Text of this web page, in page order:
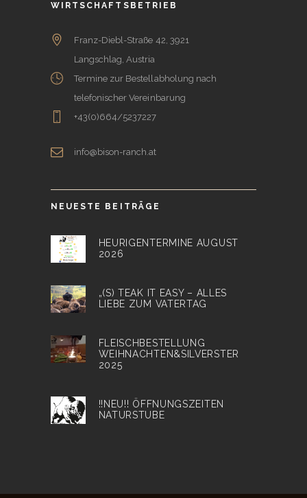
WIRTSCHAFTSBETRIEB
Franz-Diebl-Straße 42, 3921
Langschlag, Austria
Termine zur Bestellabholung nach
telefonischer Vereinbarung
+43(0)664/5237227
info@bison-ranch.at
NEUESTE BEITRÄGE
HEURIGENTERMINE AUGUST
2026
„(S) TEAK IT EASY – ALLES
LIEBE ZUM VATERTAG
FLEISCHBESTELLUNG
WEIHNACHTEN&SILVERSTER
2025
!!NEU!! ÖFFNUNGSZEITEN
NATURSTUBE